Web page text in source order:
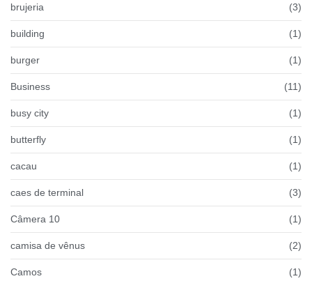
brujeria (3)
building (1)
burger (1)
Business (11)
busy city (1)
butterfly (1)
cacau (1)
caes de terminal (3)
Câmera 10 (1)
camisa de vênus (2)
Camos (1)